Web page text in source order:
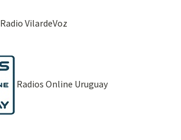
Radio VilardeVoz
Radios Online Uruguay